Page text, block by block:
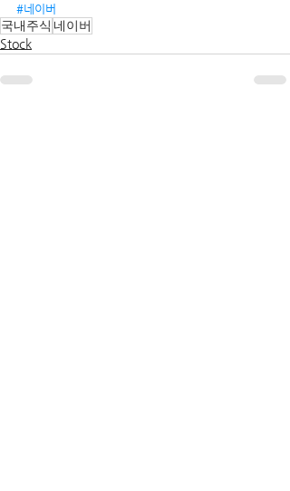
#네이버
국내주식 네이버
Stock